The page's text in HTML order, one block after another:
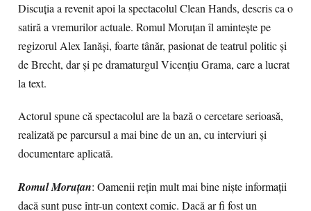
Discuția a revenit apoi la spectacolul Clean Hands, descris ca o
satiră a vremurilor actuale. Romul Moruțan îl amintește pe
regizorul Alex Ianăși, foarte tânăr, pasionat de teatrul politic și
de Brecht, dar și pe dramaturgul Vicențiu Grama, care a lucrat
la text.
Actorul spune că spectacolul are la bază o cercetare serioasă,
realizată pe parcursul a mai bine de un an, cu interviuri și
documentare aplicată.
Romul Moruțan: Oamenii rețin mult mai bine niște informații
dacă sunt puse într-un context comic. Dacă ar fi fost un